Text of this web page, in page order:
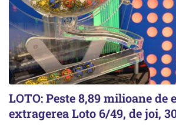
LOTO: Peste 8,89 milioane de
extragerea Loto 6/49, de joi,